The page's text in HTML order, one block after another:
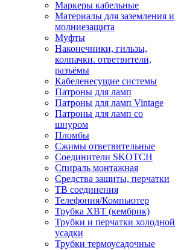
Маркеры кабельные
Материалы для заземления и
молниезащита
Муфты
Наконечники, гильзы,
колпачки. ответвители,
разъёмы
Кабеленесущие системы
Патроны для ламп
Патроны для ламп Vintage
Патроны для ламп со
шнуром
Пломбы
Сжимы ответвительные
Соединители SKOTCH
Спираль монтажная
Средства защиты, перчатки
ТВ соединения
Телефония/Компьютер
Трубка ХВТ (кембрик)
Трубки и перчатки холодной
усадки
Трубки термоусадочные